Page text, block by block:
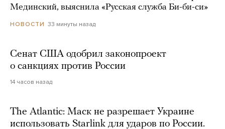
Мединский, выяснила «Русская служба Би-би-си»
НОВОСТИ 33 минуты назад
Сенат США одобрил законопроект
о санкциях против России
14 часов назад
The Atlantic: Маск не разрешает Украине
использовать Starlink для ударов по России.